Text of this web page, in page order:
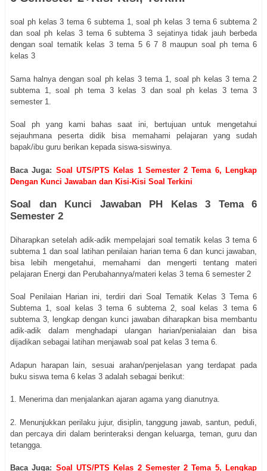
soal ph kelas 3 tema 6 subtema 1, soal ph kelas 3 tema 6 subtema 2
dan soal ph kelas 3 tema 6 subtema 3 sejatinya tidak jauh berbeda
dengan soal tematik kelas 3 tema 5 6 7 8 maupun soal ph tema 6
kelas 3
Sama halnya dengan soal ph kelas 3 tema 1, soal ph kelas 3 tema 2
subtema 1, soal ph tema 3 kelas 3 dan soal ph kelas 3 tema 3
semester 1.
Soal ph yang kami bahas saat ini, bertujuan untuk mengetahui
sejauhmana peserta didik bisa memahami pelajaran yang sudah
bapak/ibu guru berikan kepada siswa-siswinya.
Baca Juga: Soal UTS/PTS Kelas 1 Semester 2 Tema 6, Lengkap
Dengan Kunci Jawaban dan Kisi-Kisi Soal Terkini
Soal dan Kunci Jawaban PH Kelas 3 Tema 6
Semester 2
Diharapkan setelah adik-adik mempelajari soal tematik kelas 3 tema 6
subtema 1 dan soal latihan penilaian harian tema 6 dan kunci jawaban,
bisa lebih mengetahui, memahami dan mengerti tentang materi
pelajaran Energi dan Perubahannya/materi kelas 3 tema 6 semester 2
Soal Penilaian Harian ini, terdiri dari Soal Tematik Kelas 3 Tema 6
Subtema 1, soal kelas 3 tema 6 subtema 2, soal kelas 3 tema 6
subtema 3, lengkap dengan kunci jawaban diharapkan bisa membantu
adik-adik dalam menghadapi ulangan harian/penialaian dan bisa
dijadikan sebagai latihan menjawab soal pat kelas 3 tema 6.
Adapun harapan lain, sesuai arahan/penjelasan yang terdapat pada
buku siswa tema 6 kelas 3 adalah sebagai berikut:
1. Menerima dan menjalankan ajaran agama yang dianutnya.
2. Menunjukkan perilaku jujur, disiplin, tanggung jawab, santun, peduli,
dan percaya diri dalam berinteraksi dengan keluarga, teman, guru dan
tetangga.
Baca Juga: Soal UTS/PTS Kelas 2 Semester 2 Tema 5, Lengkap